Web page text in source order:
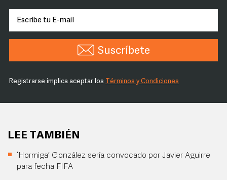
Suscríbete
Registrarse implica aceptar los Términos y Condiciones
LEE TAMBIÉN
‘Hormiga’ González sería convocado por Javier Aguirre
para fecha FIFA